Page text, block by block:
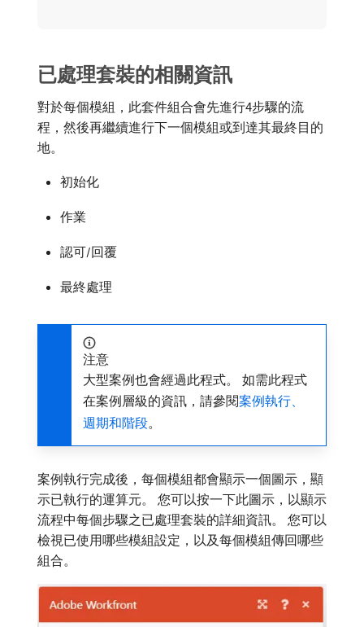
已處理套裝的相關資訊
對於每個模組，此套件組合會先進行4步驟的流
程，然後再繼續進行下一個模組或到達其最終目的
地。
初始化
作業
認可/回覆
最終處理
注意
大型案例也會經過此程式。 如需此程式
在案例層級的資訊，請參閱案例執行、
週期和階段。
案例執行完成後，每個模組都會顯示一個圖示，顯
示已執行的運算元。 您可以按一下此圖示，以顯示
流程中每個步驟之已處理套裝的詳細資訊。 您可以
檢視已使用哪些模組設定，以及每個模組傳回哪些
組合。